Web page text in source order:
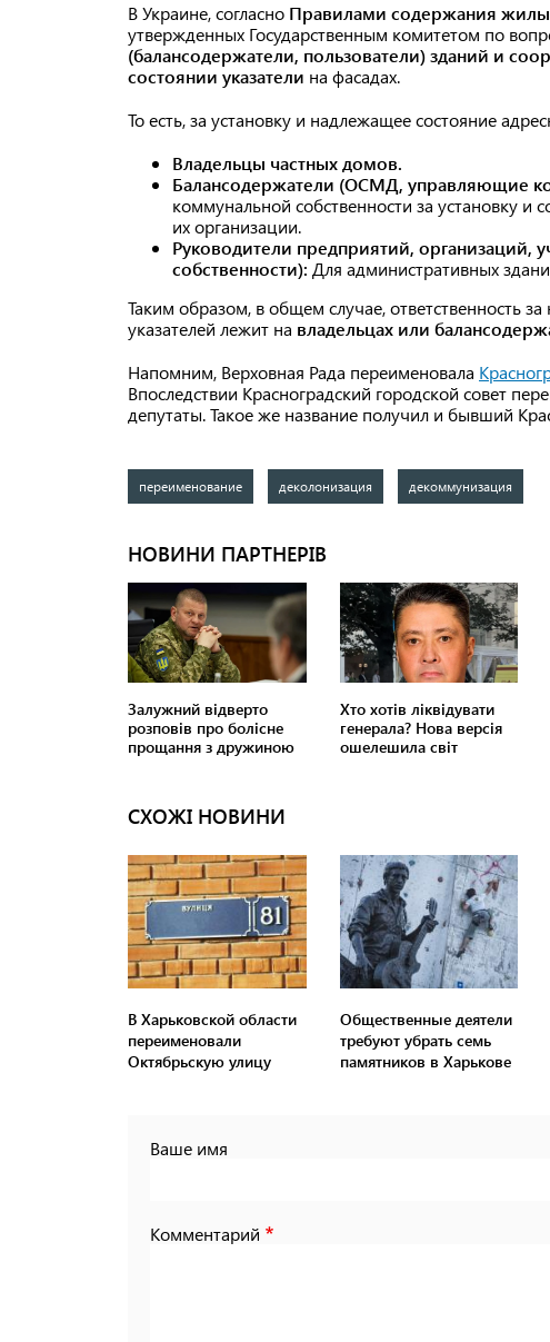
В Украине, согласно Правилами содержания
утвержденных Государственным комитетом по
(балансодержатели, пользователи) зданий и
состоянии указатели на фасадах.
То есть, за установку и надлежащее состояние
Владельцы частных домов.
Балансодержатели (ОСМД, управляющие
коммунальной собственности за установку
их организации.
Руководители предприятий,
собственности): Для административных
Таким образом, в общем случае, ответственность
указателей лежит на владельцах или
Напомним, Верховная Рада переименовала
Впоследствии Красноградский городской совет
депутаты. Такое же название получил и бывший
переименование деколонизация декоммунизация
СХОЖІ НОВИНИ
В Харьковской области
переименовали
Октябрьскую улицу
Общественные деятели
требуют убрать семь
памятников в Харькове
Ваше имя
Комментарий